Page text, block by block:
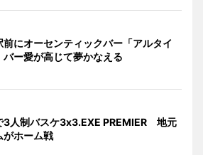
前にオーセンティックバー「アルタイ
ー愛が高じて夢かなえる
3人制バスケ3x3.EXE PREMIER 地元
がホーム戦